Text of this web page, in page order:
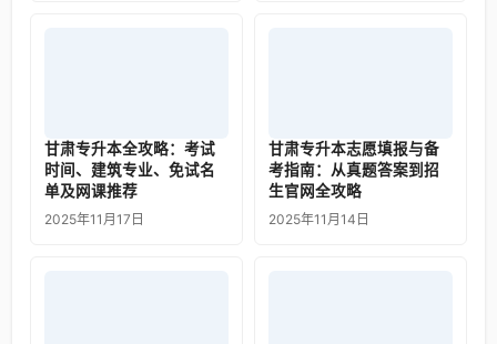
甘肃专升本全攻略：考试
时间、建筑专业、免试名
单及网课推荐
2025年11月17日
甘肃专升本志愿填报与备
考指南：从真题答案到招
生官网全攻略
2025年11月14日